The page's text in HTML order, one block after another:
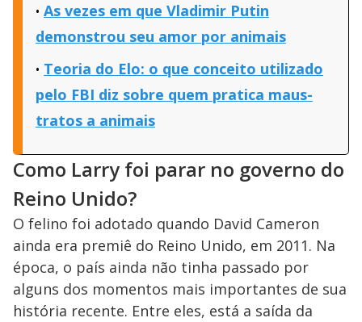
As vezes em que Vladimir Putin
demonstrou seu amor por animais
Teoria do Elo: o que conceito utilizado
pelo FBI diz sobre quem pratica maus-
tratos a animais
Como Larry foi parar no governo do
Reino Unido?
O felino foi adotado quando David Cameron
ainda era premiê do Reino Unido, em 2011. Na
época, o país ainda não tinha passado por
alguns dos momentos mais importantes de sua
história recente. Entre eles, está a saída da